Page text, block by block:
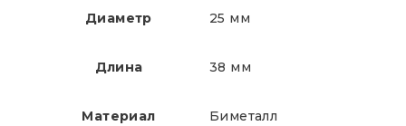
Диаметр 25 мм
Длина 38 мм
Материал Биметалл